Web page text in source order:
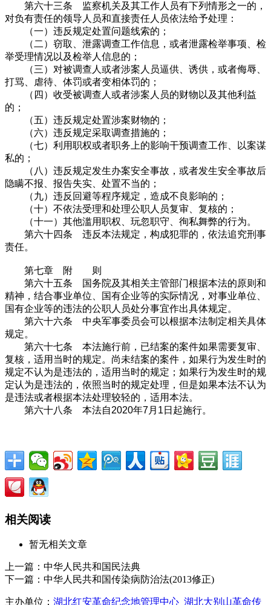
第六十三条 监察机关及其工作人员有下列情形之一的，
对负有责任的领导人员和直接责任人员依法给予处理：
（一）违反规定处置问题线索的；
（二）窃取、泄露调查工作信息，或者泄露检举事项、检
举受理情况以及检举人信息的；
（三）对被调查人或者涉案人员逼供、诱供，或者侮辱、
打骂、虐待、体罚或者变相体罚的；
（四）收受被调查人或者涉案人员的财物以及其他利益
的；
（五）违反规定处置涉案财物的；
（六）违反规定采取调查措施的；
（七）利用职权或者职务上的影响干预调查工作、以案谋
私的；
（八）违反规定发生办案安全事故，或者发生安全事故后
隐瞒不报、报告失实、处置不当的；
（九）违反回避等程序规定，造成不良影响的；
（十）不依法受理和处理公职人员复审、复核的；
（十一）其他滥用职权、玩忽职守、徇私舞弊的行为。
第六十四条 违反本法规定，构成犯罪的，依法追究刑事
责任。
第七章 附 则
第六十五条 国务院及其相关主管部门根据本法的原则和
精神，结合事业单位、国有企业等的实际情况，对事业单位、
国有企业等的违法的公职人员处分事宜作出具体规定。
第六十六条 中央军事委员会可以根据本法制定相关具体
规定。
第六十七条 本法施行前，已结案的案件如果需要复审、
复核，适用当时的规定。尚未结案的案件，如果行为发生时的
规定不认为是违法的，适用当时的规定；如果行为发生时的规
定认为是违法的，依照当时的规定处理，但是如果本法不认为
是违法或者根据本法处理较轻的，适用本法。
第六十八条 本法自2020年7月1日起施行。
相关阅读
暂无相关文章
上一篇： 中华人民共和国民法典
下一篇： 中华人民共和国传染病防治法(2013修正)
主办单位： 湖北红安革命纪念地管理中心 湖北大别山革命传